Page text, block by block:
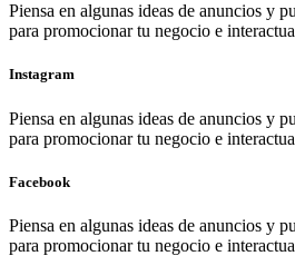
Piensa en algunas ideas de anuncios y
para promocionar tu negocio e
Instagram
Piensa en algunas ideas de anuncios y
para promocionar tu negocio e
Facebook
Piensa en algunas ideas de anuncios y
para promocionar tu negocio e